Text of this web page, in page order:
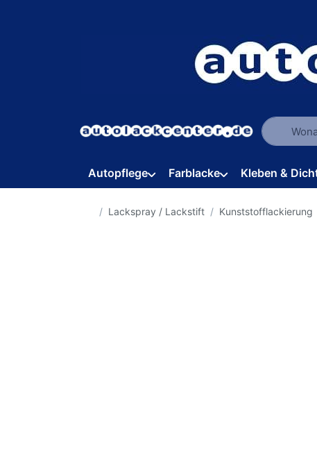
Geben
Autopflege Farblacke Kleben &
Startseite
Lackspray / Lackstift Kunststofflackierung